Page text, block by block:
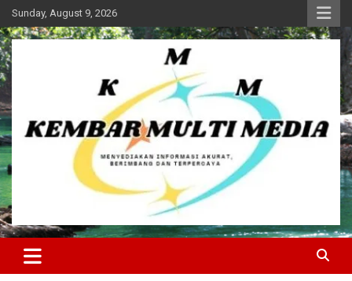
Skip
to
content
Sunday, August 9, 2026
Kembar Multi Media